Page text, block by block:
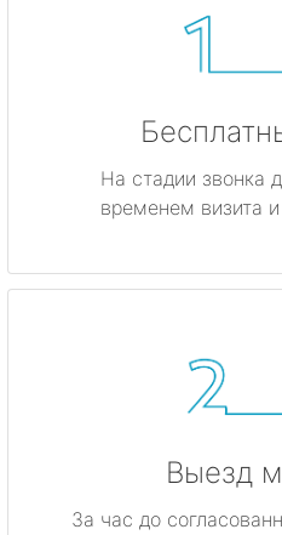
На стадии звонка
временем визита
Выезд
За час до